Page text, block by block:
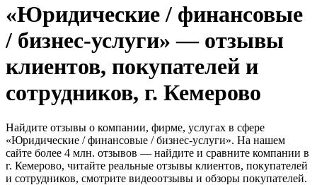
«Юридические / финансовые
/ бизнес-услуги» — отзывы
клиентов, покупателей и
сотрудников, г. Кемерово
Найдите отзывы о компании, фирме, услугах в сфере
«Юридические / финансовые / бизнес-услуги». На нашем
сайте более 4 млн. отзывов — найдите и сравните компании в
г. Кемерово, читайте реальные отзывы клиентов, покупателей
и сотрудников, смотрите видеоотзывы и обзоры покупателей.